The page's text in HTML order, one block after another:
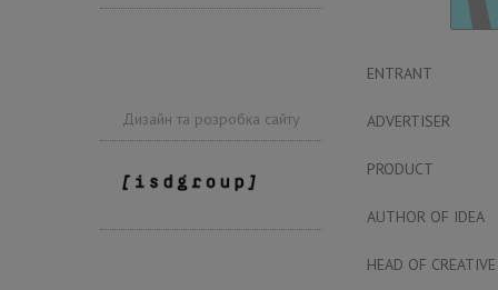
Дизайн та розробка сайту
ENTRANT
ADVERTISER
PRODUCT
AUTHOR OF IDEA
HEAD OF CREATIVE